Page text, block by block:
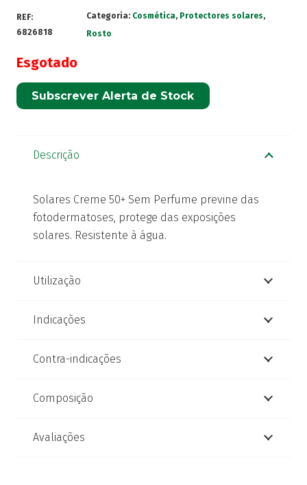
REF:
6826818
Categoria: Cosmética, Protectores solares,
Rosto
Esgotado
Subscrever Alerta de Stock
Descrição
Solares Creme 50+ Sem Perfume previne das
fotodermatoses, protege das exposições
solares. Resistente à água.
Utilização
Indicações
Contra-indicações
Composição
Avaliações